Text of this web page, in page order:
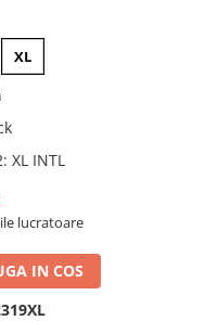
XL
: XL INTL
lucratoare
IN COS